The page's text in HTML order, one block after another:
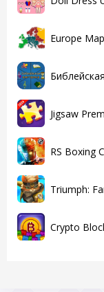
Europe
Jigsaw
RS Boxing
Triumph:
Crypto